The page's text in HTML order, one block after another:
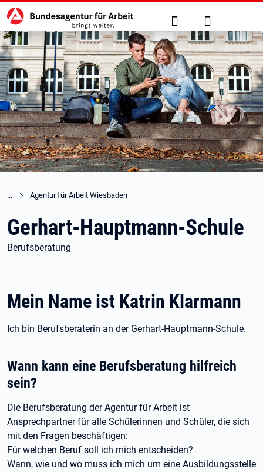
zu den Hauptinhalten springen
Hauptnavigation Suche Anmelden
Agentur für Arbeit Wiesbaden
Gerhart-Hauptmann-Schule
Berufsberatung
Mein Name ist Katrin Klarmann
Ich bin Berufsberaterin an der Gerhart-Hauptmann-Schule.
Wann kann eine Berufsberatung hilfreich
sein?
Die Berufsberatung der Agentur für Arbeit ist
Ansprechpartner für alle Schülerinnen und Schüler, die sich
mit den Fragen beschäftigen:
Für welchen Beruf soll ich mich entscheiden?
Wann, wie und wo muss ich mich um eine Ausbildungsstelle